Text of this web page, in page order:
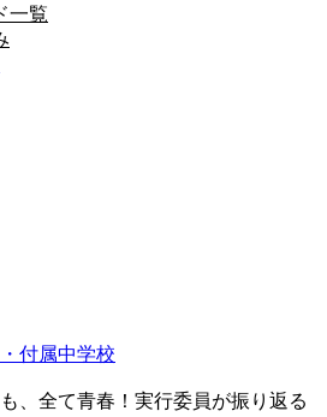
一覧
付属中学校
、全て青春！実行委員が振り返る